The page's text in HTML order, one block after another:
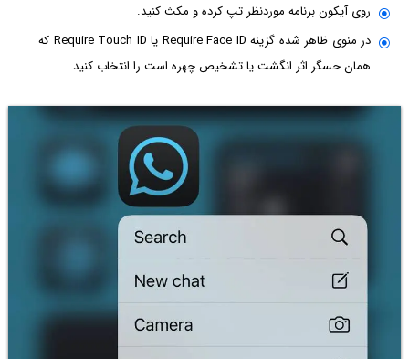
روی آیکون برنامه موردنظر تپ کرده و مکث کنید.
در منوی ظاهر شده گزینه Require Face ID یا Require Touch ID که
همان حسگر اثر انگشت یا تشخیص چهره است را انتخاب کنید.